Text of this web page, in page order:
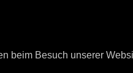
beim Besuch unserer